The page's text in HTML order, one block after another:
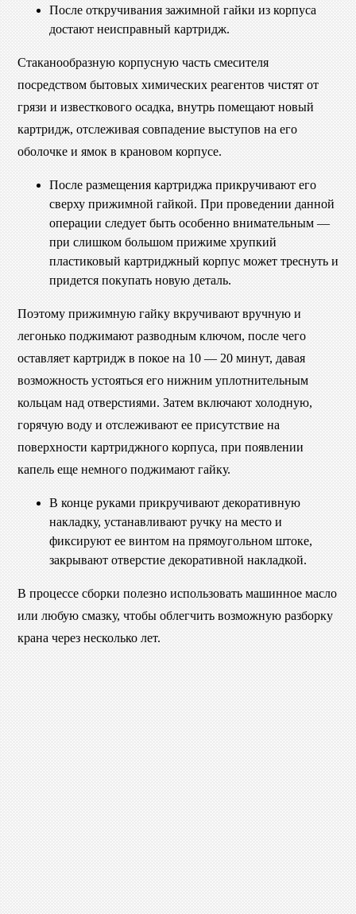
После откручивания зажимной гайки из корпуса
достают неисправный картридж.
Стаканообразную корпусную часть смесителя
посредством бытовых химических реагентов чистят от
грязи и известкового осадка, внутрь помещают новый
картридж, отслеживая совпадение выступов на его
оболочке и ямок в крановом корпусе.
После размещения картриджа прикручивают его
сверху прижимной гайкой. При проведении данной
операции следует быть особенно внимательным —
при слишком большом прижиме хрупкий
пластиковый картриджный корпус может треснуть и
придется покупать новую деталь.
Поэтому прижимную гайку вкручивают вручную и
легонько поджимают разводным ключом, после чего
оставляет картридж в покое на 10 — 20 минут, давая
возможность устояться его нижним уплотнительным
кольцам над отверстиями. Затем включают холодную,
горячую воду и отслеживают ее присутствие на
поверхности картриджного корпуса, при появлении
капель еще немного поджимают гайку.
В конце руками прикручивают декоративную
накладку, устанавливают ручку на место и
фиксируют ее винтом на прямоугольном штоке,
закрывают отверстие декоративной накладкой.
В процессе сборки полезно использовать машинное масло
или любую смазку, чтобы облегчить возможную разборку
крана через несколько лет.